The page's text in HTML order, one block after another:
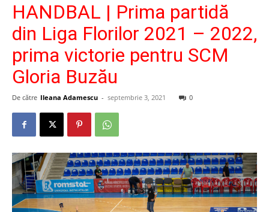
HANDBAL | Prima partidă
din Liga Florilor 2021 – 2022,
prima victorie pentru SCM
Gloria Buzău
De către Ileana Adamescu - septembrie 3, 2021 0